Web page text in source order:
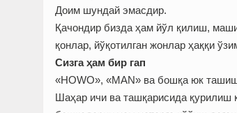
Доим шундай эмасдир.
Қачондир бизда ҳам йўл қилиш,
қонлар, йўқотилган жонлар ҳаққи
Сизга ҳам бир гап
«HOWO», «MAN» ва бошқа юк
Шаҳар ичи ва ташқарисида қурилиш